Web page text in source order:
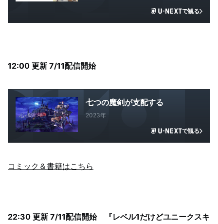
で観る
12:00 更新 7/11配信開始
七つの魔剣が支配する
2023年
で観る
コミック＆書籍はこちら
22:30 更新 7/11配信開始 『レベル1だけどユニークスキ